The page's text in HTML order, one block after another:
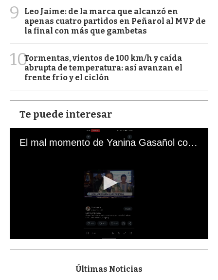
9
Leo Jaime: de la marca que alcanzó en
apenas cuatro partidos en Peñarol al MVP de
la final con más que gambetas
10Tormentas, vientos de 100 km/h y caída
abrupta de temperatura: así avanzan el
frente frío y el ciclón
Te puede interesar
El mal momento de Yanina Gasañol con un hincha argentino en "Subrayado"
s
Últimas Noticias